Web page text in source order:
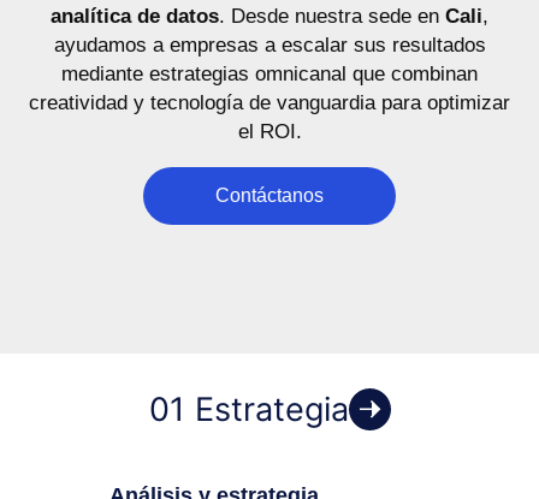
analítica de datos. Desde nuestra sede en Cali,
ayudamos a empresas a escalar sus resultados
mediante estrategias omnicanal que combinan
creatividad y tecnología de vanguardia para optimizar
el ROI.
Contáctanos
01 Estrategia